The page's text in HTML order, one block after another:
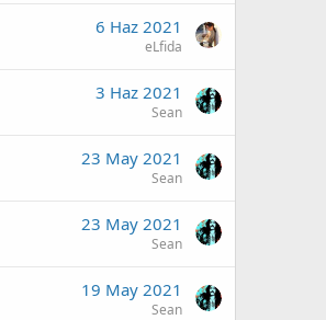
6 Haz 2021
eLfida
3 Haz 2021
Sean
23 May 2021
Sean
23 May 2021
Sean
19 May 2021
Sean